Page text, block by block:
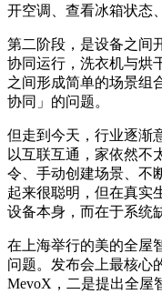
开空调、查看冰箱状态
第二阶段，是设备之间
协同运行，洗衣机与烘
之间形成简单的场景组
协同」的问题。
但走到今天，行业逐渐
以互联互通，家依然不
令、手动创建场景、不
起来很聪明，但在真实
设备本身，而在于系统
在上海举行的美的全屋
问题。发布会上最核心
MevoX，二是提出全屋